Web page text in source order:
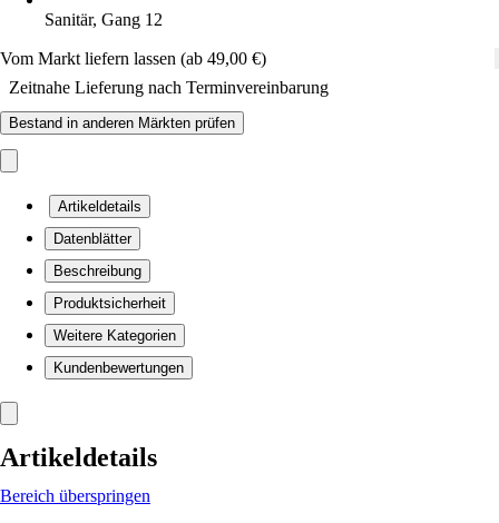
Sanitär, Gang 12
Vom Markt liefern lassen (ab 49,00 €)
Zeitnahe Lieferung nach Terminvereinbarung
Bestand in anderen Märkten prüfen
Artikeldetails
Datenblätter
Beschreibung
Produktsicherheit
Weitere Kategorien
Kundenbewertungen
Artikeldetails
Bereich überspringen